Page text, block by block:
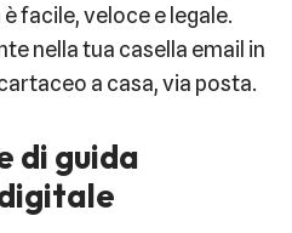
facile, veloce e legale.
nella tua casella email in
a casa, via posta.
di guida